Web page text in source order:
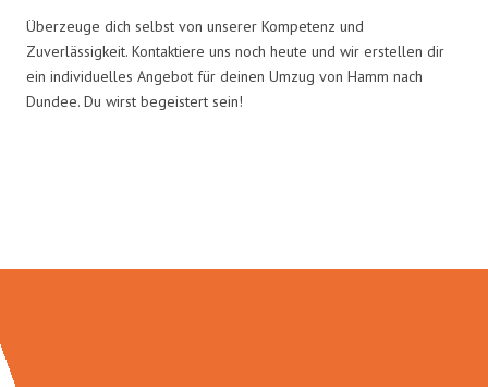
Überzeuge dich selbst von unserer Kompetenz und
Zuverlässigkeit. Kontaktiere uns noch heute und wir erstellen dir
ein individuelles Angebot für deinen Umzug von Hamm nach
Dundee. Du wirst begeistert sein!